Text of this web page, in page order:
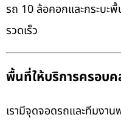
รถ 10 ล้อคอกและกระบะ
รวดเร็ว
พื้นที่ให้บริการครอบ
เรามีจุดจอดรถและทีมงา